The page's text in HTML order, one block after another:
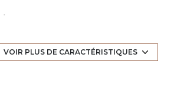
2 niveau(x)
VOIR PLUS DE CARACTÉRISTIQUES